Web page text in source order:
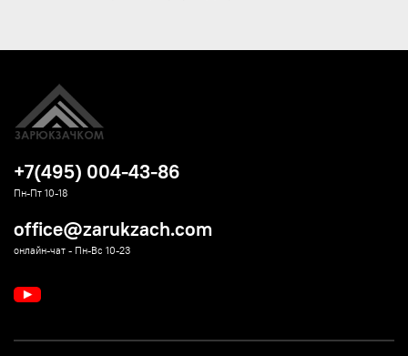
+7(495) 004-43-86
Пн-Пт 10-18
office@zarukzach.com
онлайн-чат - Пн-Вс 10-23